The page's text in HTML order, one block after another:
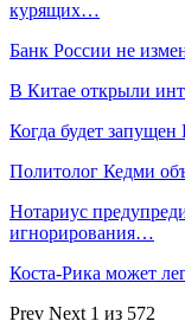
курящих…
Банк России не
В Китае открыли
Когда будет
Политолог Кедми
Нотариус
игнорирования…
Коста-Рика может
Prev Next 1 из 572